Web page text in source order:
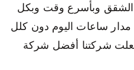
الشقق وبأسرع وقت وبكل
مدار ساعات اليوم دون كلل
شركتنا أفضل شركة